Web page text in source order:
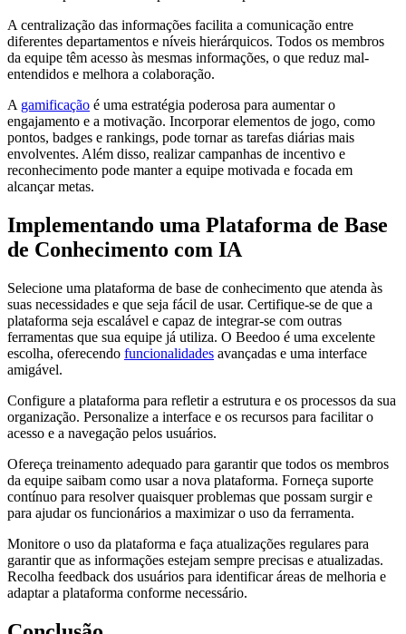
A centralização das informações facilita a comunicação entre
diferentes departamentos e níveis hierárquicos. Todos os membros
da equipe têm acesso às mesmas informações, o que reduz mal-
entendidos e melhora a colaboração.
A gamificação é uma estratégia poderosa para aumentar o
engajamento e a motivação. Incorporar elementos de jogo, como
pontos, badges e rankings, pode tornar as tarefas diárias mais
envolventes. Além disso, realizar campanhas de incentivo e
reconhecimento pode manter a equipe motivada e focada em
alcançar metas.
Implementando uma Plataforma de Base
de Conhecimento com IA
Selecione uma plataforma de base de conhecimento que atenda às
suas necessidades e que seja fácil de usar. Certifique-se de que a
plataforma seja escalável e capaz de integrar-se com outras
ferramentas que sua equipe já utiliza. O Beedoo é uma excelente
escolha, oferecendo funcionalidades avançadas e uma interface
amigável.
Configure a plataforma para refletir a estrutura e os processos da sua
organização. Personalize a interface e os recursos para facilitar o
acesso e a navegação pelos usuários.
Ofereça treinamento adequado para garantir que todos os membros
da equipe saibam como usar a nova plataforma. Forneça suporte
contínuo para resolver quaisquer problemas que possam surgir e
para ajudar os funcionários a maximizar o uso da ferramenta.
Monitore o uso da plataforma e faça atualizações regulares para
garantir que as informações estejam sempre precisas e atualizadas.
Recolha feedback dos usuários para identificar áreas de melhoria e
adaptar a plataforma conforme necessário.